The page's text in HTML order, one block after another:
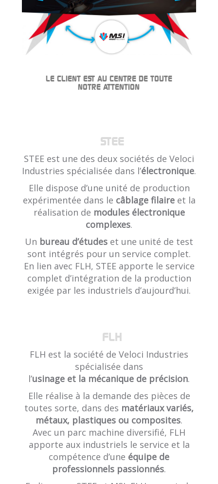
LE CLIENT EST AU CENTRE DE TOUTE
NOTRE ATTENTION
STEE
STEE est une des deux sociétés de Veloci
Industries spécialisée dans l’électronique.
Elle dispose d’une unité de production
expérimentée dans le câblage filaireet la
réalisation de modules électronique
complexes.
Un bureau d’études et une unité de test
sont intégrés pour un service complet.
En lien avec FLH, STEE apporte le service
complet d’intégration de la production
exigée par les industriels d’aujourd’hui.
FLH
FLH est la société de Veloci Industries
spécialisée dans
l’usinage et la mécanique de précision.
Elle réalise à la demande des pièces de
toutes sorte, dans des matériaux variés,
métaux, plastiques ou composites.
Avec un parc machine diversifié, FLH
apporte aux industriels le service et la
compétence d’une équipe de
professionnels passionnés.